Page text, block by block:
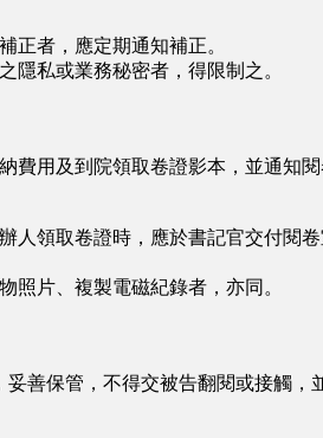
者，應定期通知補正。
私或業務秘密者，得限制之。
用及到院領取卷證影本，並通知閱
領取卷證時，應於書記官交付閱
片、複製電磁紀錄者，亦同。
保管，不得交被告翻閱或接觸，